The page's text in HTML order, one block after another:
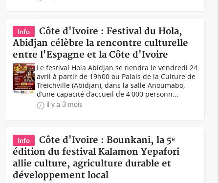
Info
Côte d'Ivoire : Festival du Hola,
Abidjan célèbre la rencontre culturelle
entre l'Espagne et la Côte d'Ivoire
Le festival Hola Abidjan se tiendra le vendredi 24
avril à partir de 19h00 au Palais de la Culture de
Treichville (Abidjan), dans la salle Anoumabo,
d’une capacité d’accueil de 4 000 personn...
il y a 3 mois
Info
Côte d'Ivoire : Bounkani, la 5ᵉ
édition du festival Kalamon Yepafori
allie culture, agriculture durable et
développement local